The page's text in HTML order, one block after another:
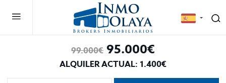
99.000€ 95.000€
ALQUILER ACTUAL: 1.400€